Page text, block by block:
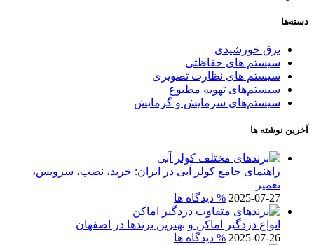
دسته‌ها
برق خورشیدی
سیستم های حفاظتی
سیستم های نظارت تصویری
سیستم‌های تهویه مطبوع
سیستم‌های سرمایش و گرمایش
آخرین نوشته ها
راهنمای جامع کولر آبی در ایران: خرید، نصب، سرویس،
تعمیر
2025-07-27 % دیدگاه ها
انواع دزدگیر اماکن و بهترین برندها در اصفهان
2025-07-26 % دیدگاه ها